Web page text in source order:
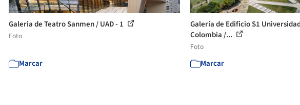
Galeria de Teatro Sanmen / UAD - 1
Foto
Marcar
Galería de Edificio S1
Colombia /...
Foto
Marcar